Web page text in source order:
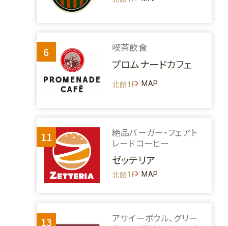
6 喫茶飲食
プロムナードカフェ
北館1F MAP
11
絶品バーガー・フェアト
レードコーヒー
ゼッテリア
北館1F MAP
13
アサイーボウル、グリー